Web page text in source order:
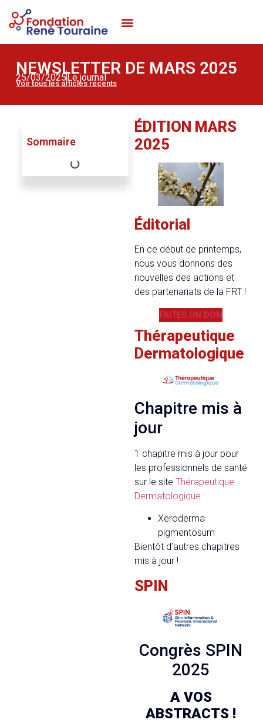
NEWSLETTER DE MARS 2025
25/03/2025 Le journal
Voir tous les articles récents
Sommaire
ÉDITION MARS
2025
Éditorial
En ce début de printemps,
nous vous donnons des
nouvelles des actions et
des partenariats de la FRT !
FAITES UN DON
Thérapeutique
Dermatologique
Chapitre mis à
jour
1 chapitre mis à jour pour
les professionnels de santé
sur le siteThérapeutique
Dermatologique :
Xeroderma
pigmentosum
Bientôt d’autres chapitres
mis à jour !
SPIN
Congrès SPIN
2025
A VOS
ABSTRACTS !